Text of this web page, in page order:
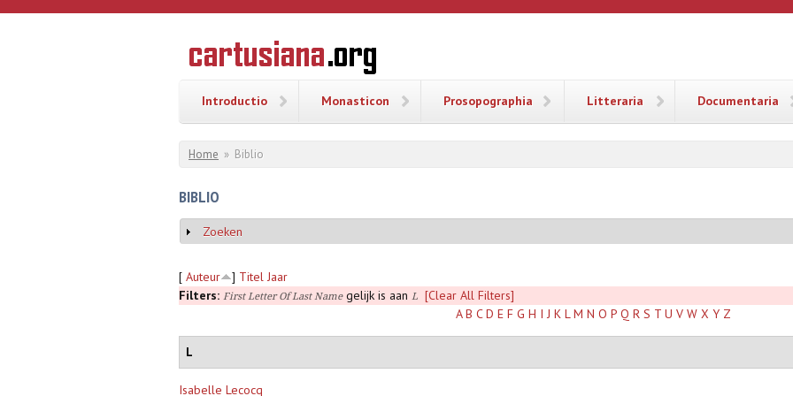
Overslaan en naar de inhoud gaan
CARTUSIANA
Geschiedenis
van de
Introductio Monasticon Prosopographia Litteraria Documentaria
U bent hier
Home » Biblio
BIBLIO
Weergeven
Zoeken
[ Auteur ] Titel Jaar
Filters: First Letter Of Last Namegelijk is aan L
[Clear All Filters]
A B C D E F G H I J K L M N O P Q R S T U V W X Y Z
L
Isabelle Lecocq